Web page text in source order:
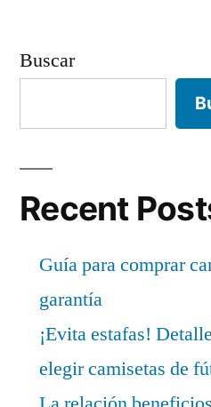
Buscar
Recent
Guía para comprar
garantía
¡Evita estafas!
elegir camisetas de